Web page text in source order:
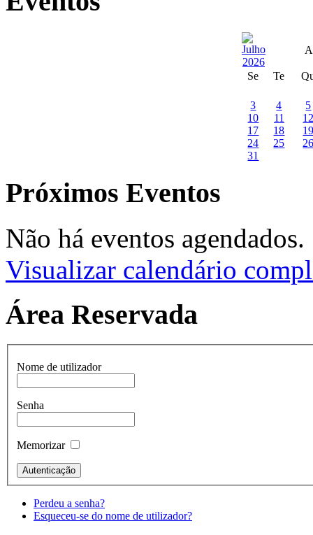
Se Te
3 4
5
10
11
17
18
24
25
31
Próximos Eventos
Não há eventos agendados.
Visualizar calendário
Área Reservada
Nome de utilizador
Senha
Memorizar
Perdeu a senha?
Esqueceu-se do nome de utilizador?